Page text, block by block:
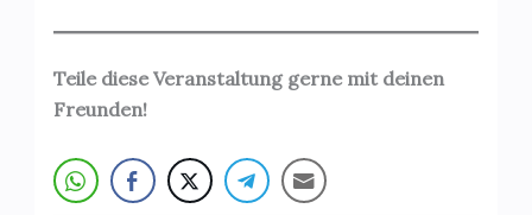
Teile diese Veranstaltung gerne mit deinen
Freunden!